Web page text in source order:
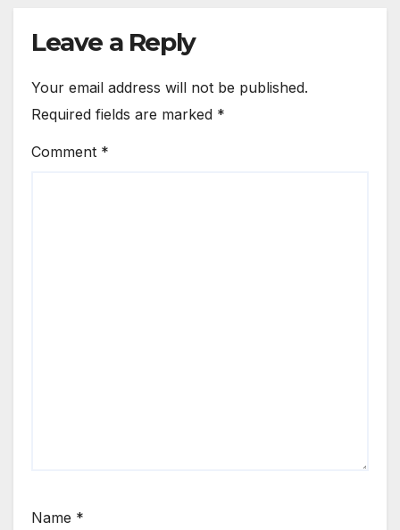
Leave a Reply
Your email address will not be published.
Required fields are marked *
Comment *
Name *